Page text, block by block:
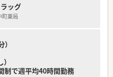
ムなど、積極的に機械化を進めてい
にはいらっしゃいます。
行するだけではなく、往診前にも
者さんの服薬状況を伝えることで、
れています。在宅時には一人一台
までの履歴や在宅記録も外出先で残
ッグ
薬局
制で週平均40時間勤務